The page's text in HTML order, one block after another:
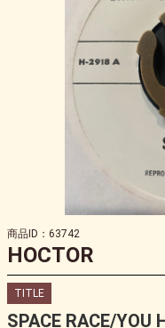
商品ID：63742
HOCTOR
TITLE
SPACE RACE/YOU